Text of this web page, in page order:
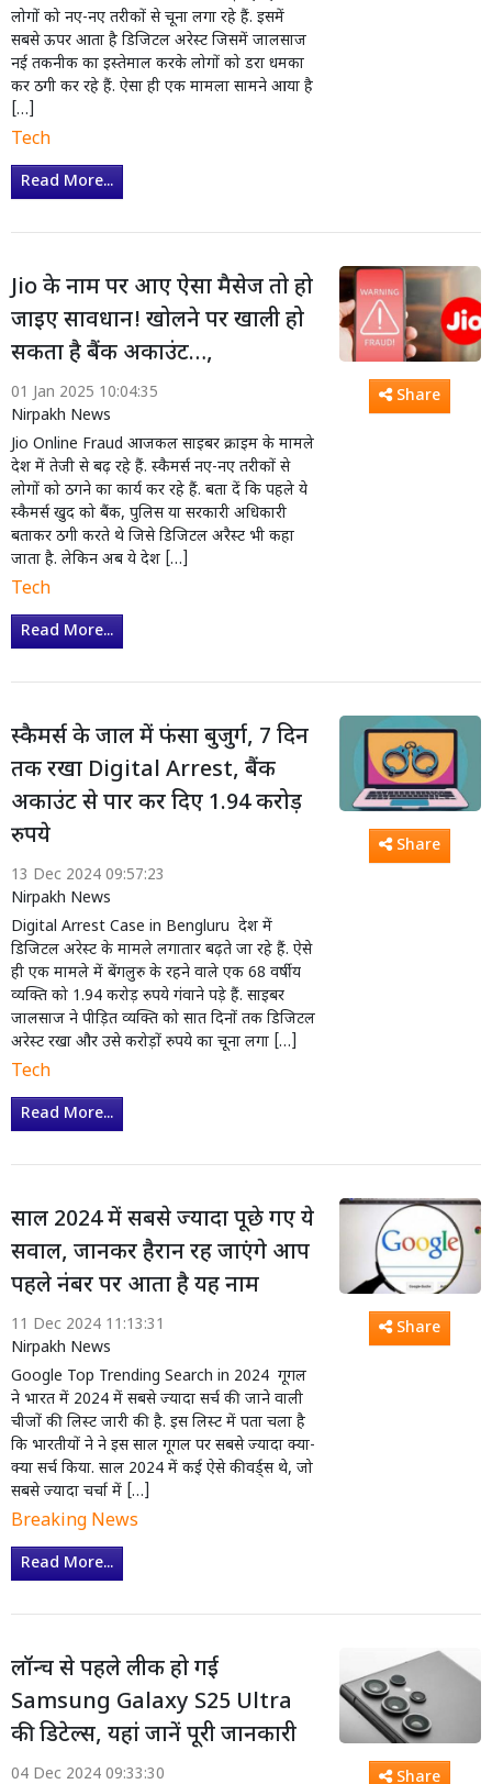
लोगों को नए-नए तरीकों से चूना लगा रहे हैं. इसमें
सबसे ऊपर आता है डिजिटल अरेस्ट जिसमें जालसाज
नई तकनीक का इस्तेमाल करके लोगों को डरा धमका
कर ठगी कर रहे हैं. ऐसा ही एक मामला सामने आया है
[…]
Tech
Read More...
Jio के नाम पर आए ऐसा मैसेज तो हो
जाइए सावधान! खोलने पर खाली हो
सकता है बैंक अकाउंट…,
01 Jan 2025 10:04:35
Nirpakh News
Jio Online Fraud आजकल साइबर क्राइम के मामले
देश में तेजी से बढ़ रहे हैं. स्कैमर्स नए-नए तरीकों से
लोगों को ठगने का कार्य कर रहे हैं. बता दें कि पहले ये
स्कैमर्स खुद को बैंक, पुलिस या सरकारी अधिकारी
बताकर ठगी करते थे जिसे डिजिटल अरैस्ट भी कहा
जाता है. लेकिन अब ये देश […]
Tech
Read More...
Share
स्कैमर्स के जाल में फंसा बुजुर्ग, 7 दिन
तक रखा Digital Arrest, बैंक
अकाउंट से पार कर दिए 1.94 करोड़
रुपये
13 Dec 2024 09:57:23
Nirpakh News
Digital Arrest Case in Bengluru देश में
डिजिटल अरेस्ट के मामले लगातार बढ़ते जा रहे हैं. ऐसे
ही एक मामले में बेंगलुरु के रहने वाले एक 68 वर्षीय
व्यक्ति को 1.94 करोड़ रुपये गंवाने पड़े हैं. साइबर
जालसाज ने पीड़ित व्यक्ति को सात दिनों तक डिजिटल
अरेस्ट रखा और उसे करोड़ों रुपये का चूना लगा […]
Tech
Read More...
Share
साल 2024 में सबसे ज्यादा पूछे गए ये
सवाल, जानकर हैरान रह जाएंगे आप
पहले नंबर पर आता है यह नाम
11 Dec 2024 11:13:31
Nirpakh News
Google Top Trending Search in 2024 गूगल
ने भारत में 2024 में सबसे ज्यादा सर्च की जाने वाली
चीजों की लिस्ट जारी की है. इस लिस्ट में पता चला है
कि भारतीयों ने ने इस साल गूगल पर सबसे ज्यादा क्या-
क्या सर्च किया. साल 2024 में कई ऐसे कीवर्ड्स थे, जो
सबसे ज्यादा चर्चा में […]
Breaking News
Read More...
Share
लॉन्च से पहले लीक हो गई
Samsung Galaxy S25 Ultra
की डिटेल्स, यहां जानें पूरी जानकारी
04 Dec 2024 09:33:30
Share